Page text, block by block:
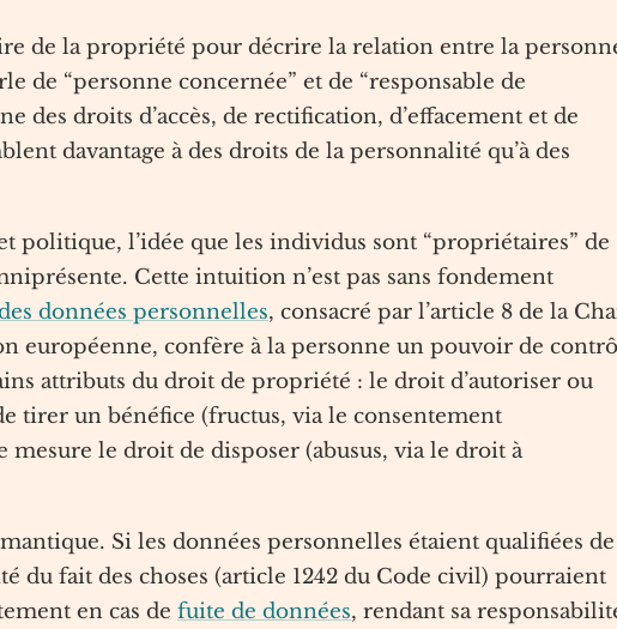
de la propriété pour décrire la relation entre la
de “personne concernée” et de “responsable de
des droits d’accès, de rectification, d’effacement et de
davantage à des droits de la personnalité qu’à des
politique, l’idée que les individus sont “propriétaires” de
Cette intuition n’est pas sans fondement
données personnelles, consacré par l’article 8 de la
européenne, confère à la personne un pouvoir de
attributs du droit de propriété : le droit d’autoriser ou
tirer un bénéfice (fructus, via le consentement
le droit de disposer (abusus, via le droit à
Si les données personnelles étaient qualifiées de
du fait des choses (article 1242 du Code civil) pourraient
en cas de fuite de données, rendant sa